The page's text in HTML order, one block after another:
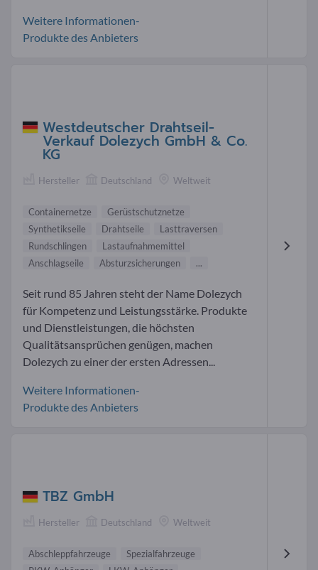
Weitere Informationen-
Produkte des Anbieters
Westdeutscher Drahtseil-
Verkauf Dolezych GmbH & Co.
KG
Hersteller Deutschland Weltweit
Containernetze
Gerüstschutznetze
Synthetikseile
Drahtseile
Lasttraversen
Rundschlingen
Lastaufnahmemittel
Anschlagseile
Absturzsicherungen ...
Seit rund 85 Jahren steht der Name Dolezych
für Kompetenz und Leistungsstärke. Produkte
und Dienstleistungen, die höchsten
Qualitätsansprüchen genügen, machen
Dolezych zu einer der ersten Adressen...
Weitere Informationen-
Produkte des Anbieters
TBZ GmbH
Hersteller Deutschland Weltweit
Abschleppfahrzeuge
Spezialfahrzeuge